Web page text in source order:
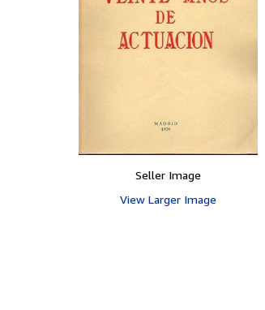
Seller Image
View Larger Image